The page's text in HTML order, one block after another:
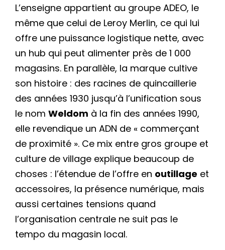
L’enseigne appartient au groupe ADEO, le
même que celui de Leroy Merlin, ce qui lui
offre une puissance logistique nette, avec
un hub qui peut alimenter près de 1 000
magasins. En parallèle, la marque cultive
son histoire : des racines de quincaillerie
des années 1930 jusqu’à l’unification sous
le nom Weldom à la fin des années 1990,
elle revendique un ADN de « commerçant
de proximité ». Ce mix entre gros groupe et
culture de village explique beaucoup de
choses : l’étendue de l’offre en outillage et
accessoires, la présence numérique, mais
aussi certaines tensions quand
l’organisation centrale ne suit pas le
tempo du magasin local.